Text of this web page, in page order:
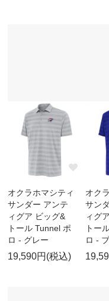
オクラホマシティ
サンダー アンテ
ィグア ビッグ&
トール Tunnel ポ
ロ - グレー
19,590円(税込)
オク
サン
ィグ
トー
ロ -